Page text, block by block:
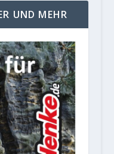
UND MEHR